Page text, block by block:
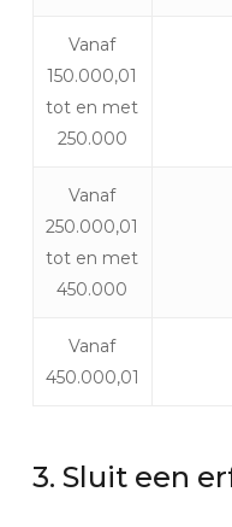
Vanaf
150.000,01
tot en met
250.000
Vanaf
250.000,01
tot en met
450.000
Vanaf
450.000,01
3. Sluit een